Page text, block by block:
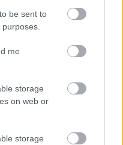
be sent to
me
storage
on web or
storage
eső a Duna
az 5. blokk új